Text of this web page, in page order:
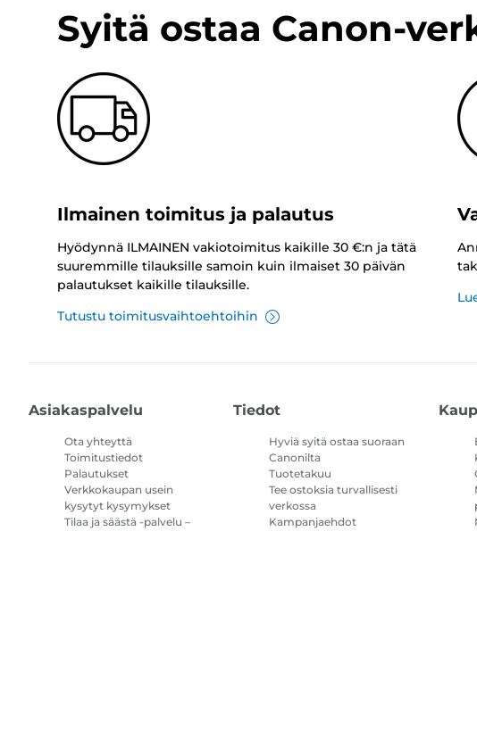
Syitä ostaa Canon-
Ilmainen toimitus ja palautus
Hyödynnä ILMAINEN vakiotoimitus kaikille 30 €:n ja tätä
suuremmille tilauksille samoin kuin ilmaiset 30 päivän
palautukset kaikille tilauksille.
Tutustu toimitusvaihtoehtoihin
Asiakaspalvelu
Ota yhteyttä
Toimitustiedot
Palautukset
Verkkokaupan usein
kysytyt kysymykset
Tilaa ja säästä -palvelu –
Tiedot
Hyviä syitä ostaa suoraan
Canonilta
Tuotetakuu
Tee ostoksia turvallisesti
verkossa
Kampanjaehdot